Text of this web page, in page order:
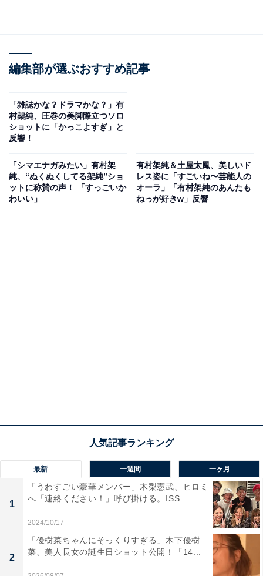
編集部が選ぶおすすめ記事
「雑誌かな？ドラマかな？」有
村架純、圧巻の美脚際立つソロ
ショットに「かっこよすぎ」と
反響！
「シマエナガみたい」有村架
純、“ぬくぬくしてる架純”ショ
ットに称賛の声！ 「すっごいか
わいい」
有村架純＆土屋太鳳、美しいド
レス姿に「すごいね〜芸能人の
オーラ」「有村架純のあんたも
ねっが好きw」反響
最新 一週間 一ヶ月
1
「うわすごい豪華メンバー」木梨憲武、ヒロミ
へ「連絡ください！」呼び掛ける。ISS...
2024/10/17
2
「優樹菜ちゃんにそっくりすぎる」木下優樹
菜、美人長女の誕生日ショット公開！「14...